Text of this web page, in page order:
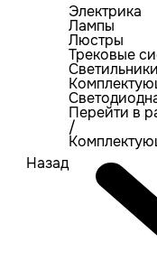
Назад
Электрика
Лампы
Люстры
Трековые
Светильники
Перейти в
/